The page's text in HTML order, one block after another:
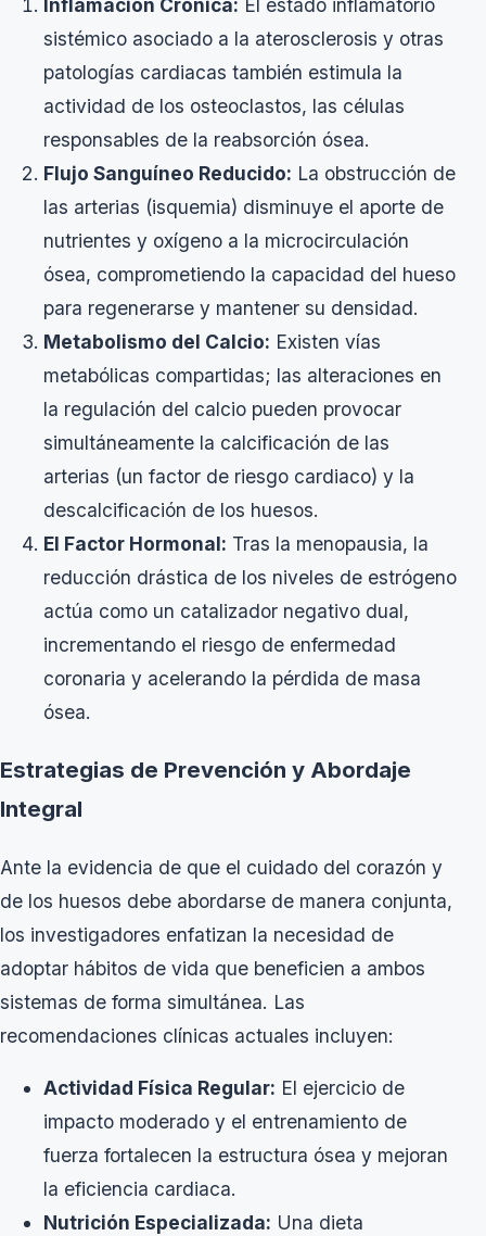
Inflamación Crónica: El estado inflamatorio
sistémico asociado a la aterosclerosis y otras
patologías cardiacas también estimula la
actividad de los osteoclastos, las células
responsables de la reabsorción ósea.
Flujo Sanguíneo Reducido: La obstrucción de
las arterias (isquemia) disminuye el aporte de
nutrientes y oxígeno a la microcirculación
ósea, comprometiendo la capacidad del hueso
para regenerarse y mantener su densidad.
Metabolismo del Calcio: Existen vías
metabólicas compartidas; las alteraciones en
la regulación del calcio pueden provocar
simultáneamente la calcificación de las
arterias (un factor de riesgo cardiaco) y la
descalcificación de los huesos.
El Factor Hormonal: Tras la menopausia, la
reducción drástica de los niveles de estrógeno
actúa como un catalizador negativo dual,
incrementando el riesgo de enfermedad
coronaria y acelerando la pérdida de masa
ósea.
Estrategias de Prevención y Abordaje
Integral
Ante la evidencia de que el cuidado del corazón y
de los huesos debe abordarse de manera conjunta,
los investigadores enfatizan la necesidad de
adoptar hábitos de vida que beneficien a ambos
sistemas de forma simultánea. Las
recomendaciones clínicas actuales incluyen:
Actividad Física Regular: El ejercicio de
impacto moderado y el entrenamiento de
fuerza fortalecen la estructura ósea y mejoran
la eficiencia cardiaca.
Nutrición Especializada: Una dieta